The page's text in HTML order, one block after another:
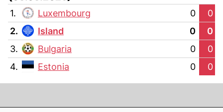
1. Luxembourg 0
0
2.
Island 0
0
3.
Bulgaria 0
0
4.
Estonia 0 0